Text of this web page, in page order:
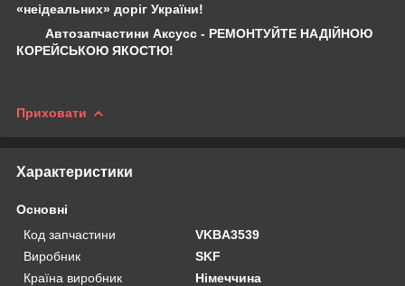
«неідеальних» доріг України!
Автозапчастини Аксусс - РЕМОНТУЙТЕ НАДІЙНОЮ
КОРЕЙСЬКОЮ ЯКОСТЮ!
Приховати
Характеристики
Основні
Код запчастини
VKBA3539
Виробник
SKF
Країна виробник
Німеччина